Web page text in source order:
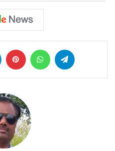
LinkedIn PinterestWhatsApp